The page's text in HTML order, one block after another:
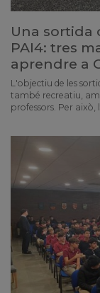
Una
PAI4: tres
aprendre a
L'objectiu de les
també recreatiu,
professors. Per això,